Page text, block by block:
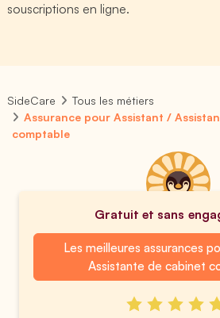
souscriptions en ligne.
SideCare
Tous les métiers
Assurance pour Assistant /
comptable
Gratuit et sans
Les meilleures assurances
Assistante de cabinet